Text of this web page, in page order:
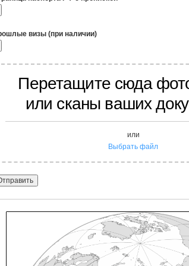
визы (при наличии)
Перетащите сюда
или сканы ваших
или
Выбрать файл